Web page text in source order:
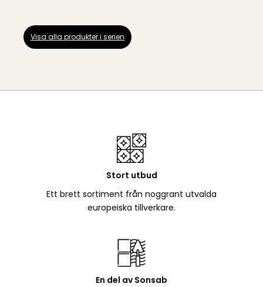
Visa alla produkter i serien
Stort utbud
Ett brett sortiment från noggrant utvalda
europeiska tillverkare.
En del av Sonsab